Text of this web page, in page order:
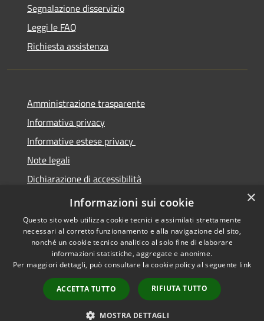
Segnalazione disservizio
Leggi le FAQ
Richiesta assistenza
Amministrazione trasparente
Informativa privacy
Informative estese privacy
Note legali
Dichiarazione di accessibilità
Obbiettivi di Accessibilità
Accessibilità
Copyright © 2026 • Comune di
Torre De' Passeri • Powered by
Municipium•
Accesso
redazione
×
Informazioni sui cookie
Questo sito web utilizza cookie tecnici e assimilati strettamente
necessari al corretto funzionamento e alla navigazione del sito,
nonché un cookie tecnico analitico al solo fine di elaborare
informazioni statistiche, aggregate e anonime.
Per maggiori dettagli, può consultare la cookie policy al seguente link
ACCETTA TUTTO RIFIUTA TUTTO
MOSTRA DETTAGLI